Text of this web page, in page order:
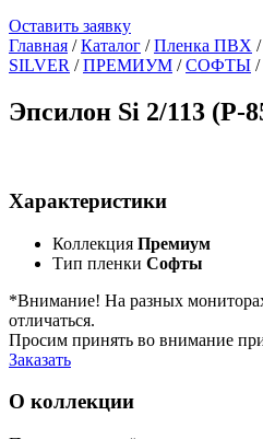
Оставить заявку
Главная /Каталог /Пленка ПВХ /
SILVER /ПРЕМИУМ /СОФТЫ /
Эпсилон Si 2/113 (Р-
Характеристики
Коллекция Премиум
Тип пленки Софты
*Внимание! На разных
отличаться.
Просим принять во внимание
Заказать
О коллекции